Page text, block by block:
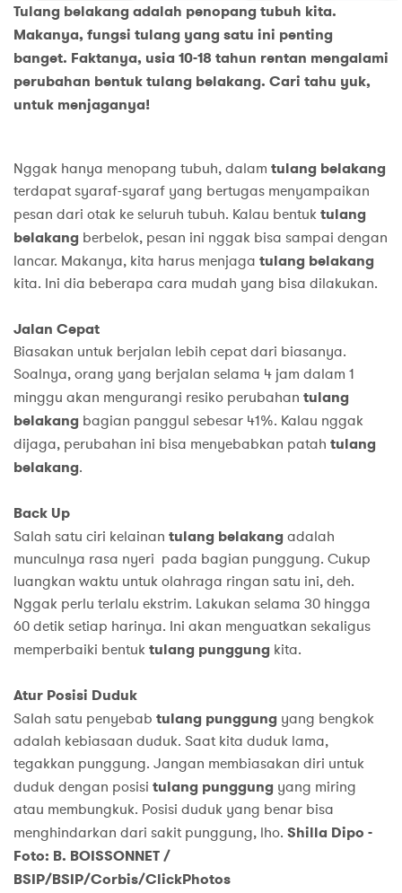
Tulang belakang adalah penopang tubuh kita.
Makanya, fungsi tulang yang satu ini penting
banget. Faktanya, usia 10-18 tahun rentan mengalami
perubahan bentuk tulang belakang. Cari tahu yuk,
untuk menjaganya!
Nggak hanya menopang tubuh, dalam tulang belakang
terdapat syaraf-syaraf yang bertugas menyampaikan
pesan dari otak ke seluruh tubuh. Kalau bentuk tulang
belakang berbelok, pesan ini nggak bisa sampai dengan
lancar. Makanya, kita harus menjaga tulang belakang
kita. Ini dia beberapa cara mudah yang bisa dilakukan.
Jalan Cepat
Biasakan untuk berjalan lebih cepat dari biasanya.
Soalnya, orang yang berjalan selama 4 jam dalam 1
minggu akan mengurangi resiko perubahan tulang
belakang bagian panggul sebesar 41%. Kalau nggak
dijaga, perubahan ini bisa menyebabkan patah tulang
belakang.
Back Up
Salah satu ciri kelainan tulang belakangadalah
munculnya rasa nyeri pada bagian punggung. Cukup
luangkan waktu untuk olahraga ringan satu ini, deh.
Nggak perlu terlalu ekstrim. Lakukan selama 30 hingga
60 detik setiap harinya. Ini akan menguatkan sekaligus
memperbaiki bentuk tulang punggung kita.
Atur Posisi Duduk
Salah satu penyebab tulang punggung yang bengkok
adalah kebiasaan duduk. Saat kita duduk lama,
tegakkan punggung. Jangan membiasakan diri untuk
duduk dengan posisi tulang punggung yang miring
atau membungkuk. Posisi duduk yang benar bisa
menghindarkan dari sakit punggung, lho. Shilla Dipo -
Foto: B. BOISSONNET /
BSIP/BSIP/Corbis/ClickPhotos